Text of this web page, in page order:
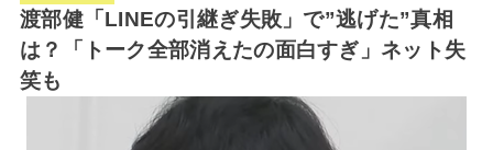
渡部健「LINEの引継ぎ失敗」で”逃げた”真相
は？「トーク全部消えたの面白すぎ」ネット失
笑も